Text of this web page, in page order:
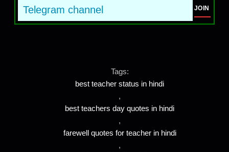
Telegram channel JOIN
Tags:
best teacher status in hindi
,
best teachers day quotes in hindi
,
farewell quotes for teacher in hindi
,